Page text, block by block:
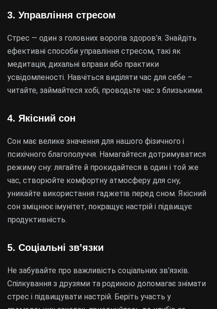
3. Управління стресом
Стрес — один з головних ворогів здоров’я. Знайдіть
ефективні способи управління стресом, такі як
медитація, дихальні вправи або практики
усвідомленості. Навчіться виділяти час для себе –
читайте, займайтеся хобі, проводьте час з близькими.
4. Якісний сон
Сон має велике значення для нашого фізичного і
психічного благополуччя. Намагайтеся дотримуватися
режиму сну: лягайте й прокидайтеся в один і той же
час, створюйте комфортну атмосферу для сну,
уникайте використання гаджетів перед сном. Якісний
сон зміцнює імунітет, покращує настрій і підвищує
продуктивність.
5. Соціальні зв’язки
Не забувайте про важливість соціальних зв’язків.
Спілкування з друзями та родиною допомагає знімати
стрес і підвищувати настрій. Беріть участь у